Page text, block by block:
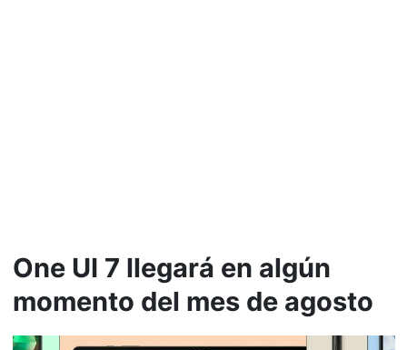
One UI 7 llegará en algún
momento del mes de agosto